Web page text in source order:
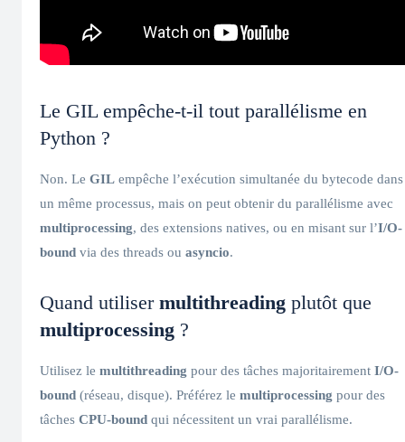
Le GIL empêche-t-il tout parallélisme en
Python ?
Non. Le GIL empêche l’exécution simultanée du bytecode dans
un même processus, mais on peut obtenir du parallélisme avec
multiprocessing, des extensions natives, ou en misant sur l’I/O-
bound via des threads ou asyncio.
Quand utiliser multithreading plutôt que
multiprocessing ?
Utilisez le multithreading pour des tâches majoritairement I/O-
bound (réseau, disque). Préférez le multiprocessing pour des
tâches CPU-bound qui nécessitent un vrai parallélisme.